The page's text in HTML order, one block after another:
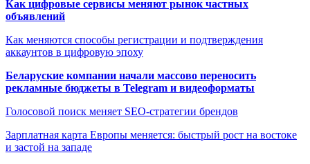
Как цифровые сервисы меняют рынок частных
объявлений
Как меняются способы регистрации и подтверждения
аккаунтов в цифровую эпоху
Беларуские компании начали массово переносить
рекламные бюджеты в Telegram и видеоформаты
Голосовой поиск меняет SEO-стратегии брендов
Зарплатная карта Европы меняется: быстрый рост на востоке
и застой на западе